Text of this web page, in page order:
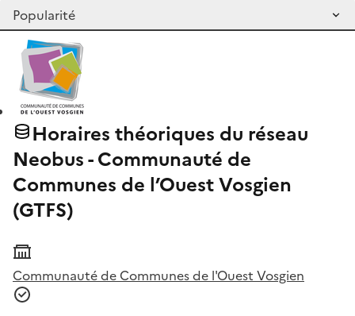
Horaires théoriques du réseau
Neobus - Communauté de
Communes de l’Ouest Vosgien
(GTFS)
Communauté de Communes de l'Ouest Vosgien